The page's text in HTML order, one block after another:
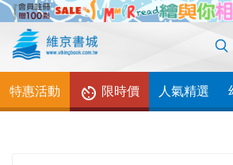
特惠活動 限時價 人氣精選